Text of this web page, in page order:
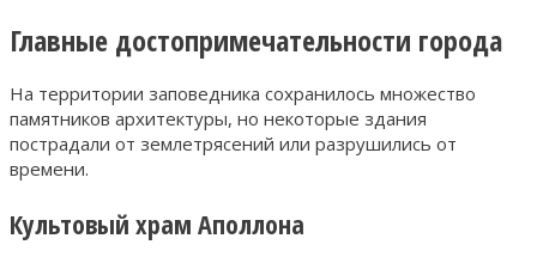
Главные достопримечательности города
На территории заповедника сохранилось множество
памятников архитектуры, но некоторые здания
пострадали от землетрясений или разрушились от
времени.
Культовый храм Аполлона